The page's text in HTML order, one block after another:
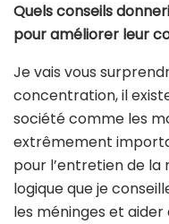
Quels conseils
pour améliorer leur
Je vais vous
concentration, il
société comme les
extrêmement
pour l’entretien de la
logique que je
les méninges et